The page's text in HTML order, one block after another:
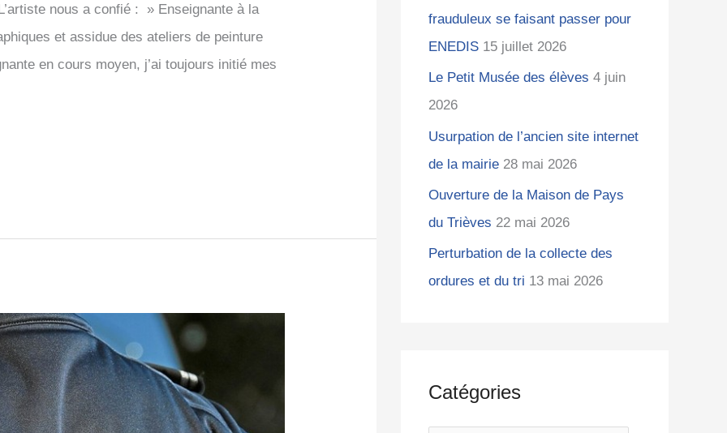
nous a confié : » Enseignante à la
et assidue des ateliers de peinture
en cours moyen, j’ai toujours initié mes
frauduleux se faisant passer pour
ENEDIS 15 juillet 2026
Le Petit Musée des élèves 4 juin
2026
Usurpation de l’ancien site internet
de la mairie 28 mai 2026
Ouverture de la Maison de Pays
du Trièves 22 mai 2026
Perturbation de la collecte des
ordures et du tri 13 mai 2026
Catégories